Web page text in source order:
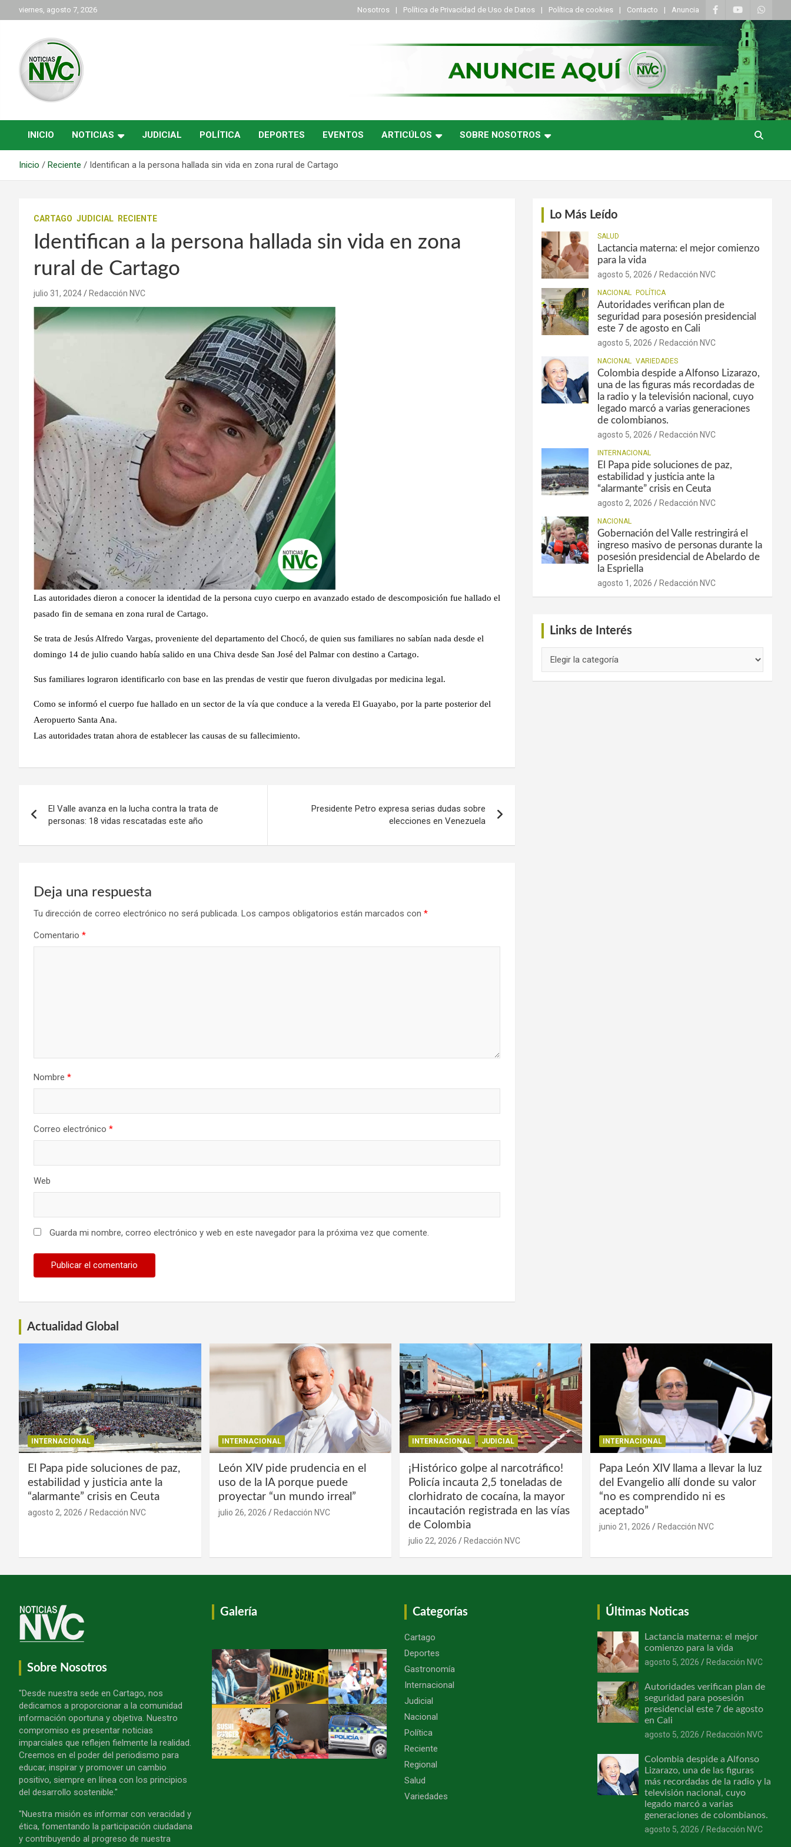
al
viernes, agosto 7, 2026 Nosotros Política de Privacidad de Uso de Datos Política de cookies Contacto Anuncia
NVC Noticias
INICIO NOTICIAS JUDICIAL POLÍTICA DEPORTES EVENTOS ARTICÚLOS SOBRE NOSOTROS
Inicio Reciente Identifican a la persona hallada sin vida en zona rural de Cartago
CARTAGO JUDICIAL RECIENTE
Identifican a la persona hallada sin vida en zona
rural de Cartago
julio 31, 2024 Redacción NVC
Las autoridades dieron a conocer la identidad de la persona cuyo cuerpo en avanzado estado de descomposición fue hallado el
pasado fin de semana en zona rural de Cartago.
Se trata de Jesús Alfredo Vargas, proveniente del departamento del Chocó, de quien sus familiares no sabían nada desde el
domingo 14 de julio cuando había salido en una Chiva desde San José del Palmar con destino a Cartago.
Sus familiares lograron identificarlo con base en las prendas de vestir que fueron divulgadas por medicina legal.
Como se informó el cuerpo fue hallado en un sector de la vía que conduce a la vereda El Guayabo, por la parte posterior del
Aeropuerto Santa Ana.
Las autoridades tratan ahora de establecer las causas de su fallecimiento.
de
entradas
El Valle avanza en la lucha contra la trata de
personas: 18 vidas rescatadas este año
Presidente Petro expresa serias dudas sobre
elecciones en Venezuela
Deja una respuesta
Tu dirección de correo electrónico no será publicada. Los campos obligatorios están marcados con *
Comentario *
Nombre *
Correo electrónico *
Web
Guarda mi nombre, correo electrónico y web en este navegador para la próxima vez que comente.
Lo Más Leído
SALUD
Lactancia materna: el mejor comienzo
para la vida
agosto 5, 2026 Redacción NVC
NACIONAL POLÍTICA
Autoridades verifican plan de
seguridad para posesión presidencial
este 7 de agosto en Cali
agosto 5, 2026 Redacción NVC
NACIONAL VARIEDADES
Colombia despide a Alfonso Lizarazo,
una de las figuras más recordadas de
la radio y la televisión nacional, cuyo
legado marcó a varias generaciones
de colombianos.
agosto 5, 2026 Redacción NVC
INTERNACIONAL
El Papa pide soluciones de paz,
estabilidad y justicia ante la
“alarmante” crisis en Ceuta
agosto 2, 2026 Redacción NVC
NACIONAL
Gobernación del Valle restringirá el
ingreso masivo de personas durante la
posesión presidencial de Abelardo de
la Espriella
agosto 1, 2026 Redacción NVC
Links de Interés
de
Actualidad Global
INTERNACIONAL
El Papa pide soluciones de paz,
estabilidad y justicia ante la
“alarmante” crisis en Ceuta
agosto 2, 2026 Redacción NVC
INTERNACIONAL
León XIV pide prudencia en el
uso de la IA porque puede
proyectar “un mundo irreal”
julio 26, 2026 Redacción NVC
INTERNACIONAL JUDICIAL
¡Histórico golpe al narcotráfico!
Policía incauta 2,5 toneladas de
clorhidrato de cocaína, la mayor
incautación registrada en las vías
de Colombia
julio 22, 2026 Redacción NVC
INTERNACIONAL
Papa León XIV llama a llevar la luz
del Evangelio allí donde su valor
“no es comprendido ni es
aceptado”
junio 21, 2026 Redacción NVC
Sobre Nosotros
"Desde nuestra sede en Cartago, nos
dedicamos a proporcionar a la comunidad
información oportuna y objetiva. Nuestro
compromiso es presentar noticias
imparciales que reflejen fielmente la realidad.
Creemos en el poder del periodismo para
educar, inspirar y promover un cambio
positivo, siempre en línea con los principios
del desarrollo sostenible."
"Nuestra misión es informar con veracidad y
ética, fomentando la participación ciudadana
y contribuyendo al progreso de nuestra
Galería Categorías
Cartago
Deportes
Gastronomía
Internacional
Judicial
Nacional
Política
Reciente
Regional
Salud
Variedades
Últimas Noticas
Lactancia materna: el mejor
comienzo para la vida
agosto 5, 2026
Redacción NVC
Autoridades verifican plan de
seguridad para posesión
presidencial este 7 de agosto
en Cali
agosto 5, 2026
Redacción NVC
Colombia despide a Alfonso
Lizarazo, una de las figuras
más recordadas de la radio y la
televisión nacional, cuyo
legado marcó a varias
generaciones de colombianos.
agosto 5, 2026
Redacción NVC